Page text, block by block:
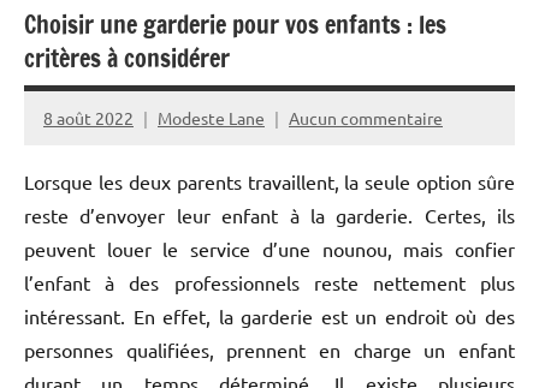
Choisir une garderie pour vos enfants : les
critères à considérer
8 août 2022 Modeste Lane Aucun commentaire
Lorsque les deux parents travaillent, la seule option sûre
reste d’envoyer leur enfant à la garderie. Certes, ils
peuvent louer le service d’une nounou, mais confier
l’enfant à des professionnels reste nettement plus
intéressant. En effet, la garderie est un endroit où des
personnes qualifiées, prennent en charge un enfant